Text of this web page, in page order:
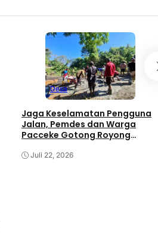
Desa
Jaga Keselamatan Pengguna
Jalan, Pemdes dan Warga
Pacceke Gotong Royong
Juli 22, 2026